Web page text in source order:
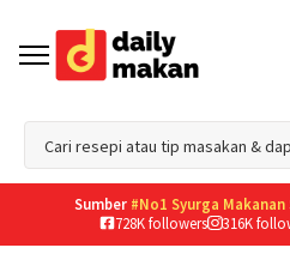
Sumber #No1 Syurga Makanan
728K followers
316K